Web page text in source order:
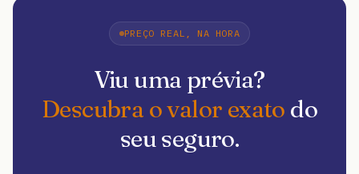
PREÇO REAL, NA HORA
Viu uma prévia?
Descubra o valor exato do
seu seguro.